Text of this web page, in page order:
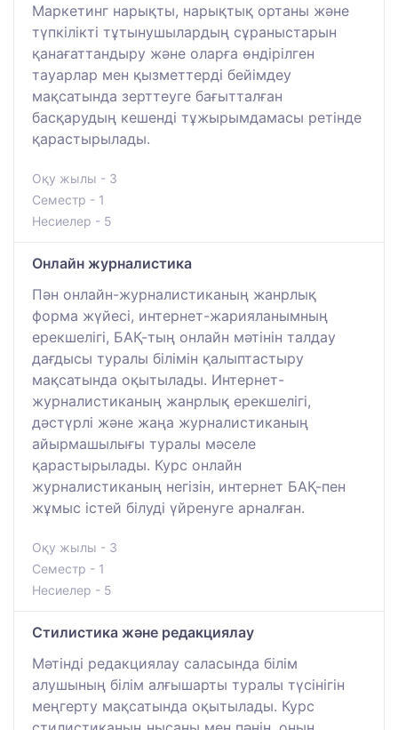
Маркетинг нарықты, нарықтық ортаны және
түпкілікті тұтынушылардың сұраныстарын
қанағаттандыру және оларға өндірілген
тауарлар мен қызметтерді бейімдеу
мақсатында зерттеуге бағытталған
басқарудың кешенді тұжырымдамасы ретінде
қарастырылады.
Оқу жылы - 3
Семестр - 1
Несиелер - 5
Онлайн журналистика
Пән онлайн-журналистиканың жанрлық
форма жүйесі, интернет-жарияланымның
ерекшелігі, БАҚ-тың онлайн мәтінін талдау
дағдысы туралы білімін қалыптастыру
мақсатында оқытылады. Интернет-
журналистиканың жанрлық ерекшелігі,
дәстүрлі және жаңа журналистиканың
айырмашылығы туралы мәселе
қарастырылады. Курс онлайн
журналистиканың негізін, интернет БАҚ-пен
жұмыс істей білуді үйренуге арналған.
Оқу жылы - 3
Семестр - 1
Несиелер - 5
Стилистика және редакциялау
Мәтінді редакциялау саласында білім
алушының білім алғышарты туралы түсінігін
меңгерту мақсатында оқытылады. Курс